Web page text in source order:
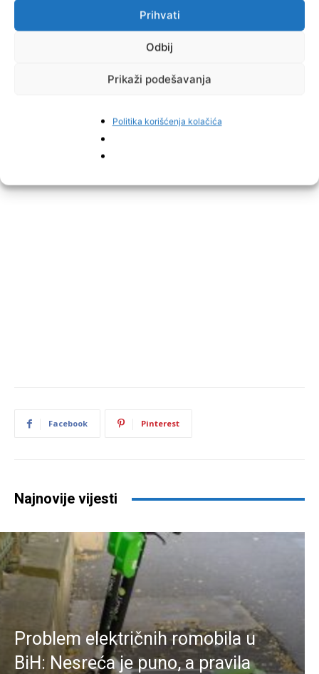
Prihvati
Odbij
Prikaži podešavanja
Politika korišćenja kolačića
MSplus.ba
Facebook Pinterest
Najnovije vijesti
Problem električnih romobila u
BiH: Nesreća je puno, a pravila